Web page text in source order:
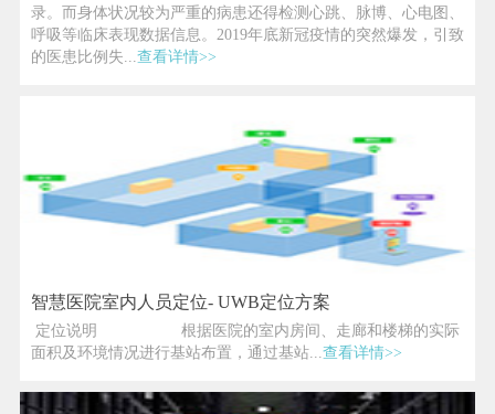
录。而身体状况较为严重的病患还得检测心跳、脉博、心电图、
呼吸等临床表现数据信息。2019年底新冠疫情的突然爆发，引致
的医患比例失...查看详情>>
智慧医院室内人员定位- UWB定位方案
定位说明 根据医院的室内房间、走廊和楼梯的实际
面积及环境情况进行基站布置，通过基站...查看详情>>